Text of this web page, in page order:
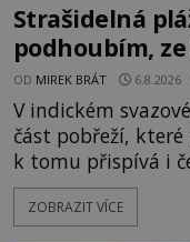
Strašidelná
podhoubím,
OD MIREK BRÁT 6.8.2026
V indickém
část pobřeží,
k tomu přispívá i
pláž takové netypické
pravdivé historky,
ZOBRAZIT VÍCE